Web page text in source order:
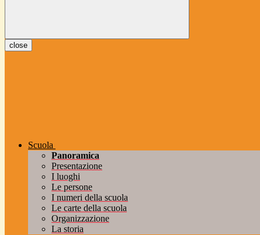
close
Scuola
Panoramica
Presentazione
I luoghi
Le persone
I numeri della scuola
Le carte della scuola
Organizzazione
La storia